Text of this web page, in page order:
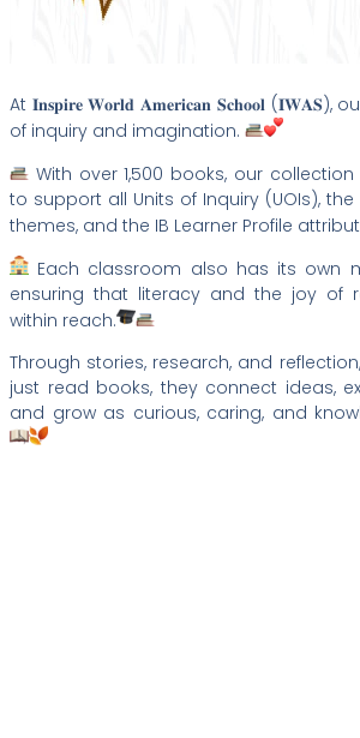
At 𝐈𝐧𝐬𝐩𝐢𝐫𝐞 𝐖𝐨𝐫𝐥𝐝 𝐀𝐦𝐞𝐫𝐢𝐜𝐚𝐧 𝐒𝐜𝐡𝐨𝐨𝐥
of inquiry and imagination.
With over 1,500 books, our c
to support all Units of Inquiry (UOIs),
themes, and the IB Learner Profile
Each classroom also has its own
ensuring that literacy and the joy of
within reach.
Through stories, research, and
just read books, they connect ideas,
and grow as curious, caring, and